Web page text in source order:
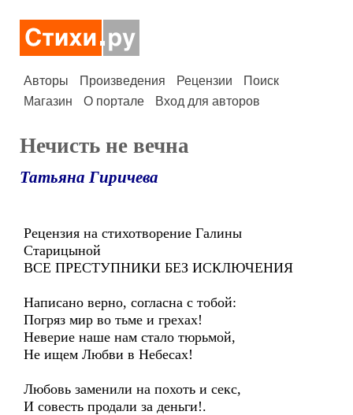
Авторы Произведения Рецензии
Поиск
Магазин
О портале Вход для авторов
Нечисть не вечна
Татьяна Гиричева
Рецензия на стихотворение Галины
Старицыной
ВСЕ ПРЕСТУПНИКИ БЕЗ ИСКЛЮЧЕНИЯ
Написано верно, согласна с тобой:
Погряз мир во тьме и грехах!
Неверие наше нам стало тюрьмой,
Не ищем Любви в Небесах!
Любовь заменили на похоть и секс,
И совесть продали за деньги!.